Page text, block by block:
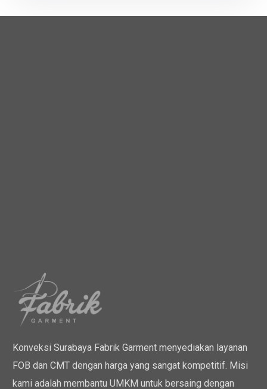
Konveksi Surabaya Fabrik Garment menyediakan layanan
FOB dan CMT dengan harga yang sangat kompetitif. Misi
kami adalah membantu UMKM untuk bersaing dengan